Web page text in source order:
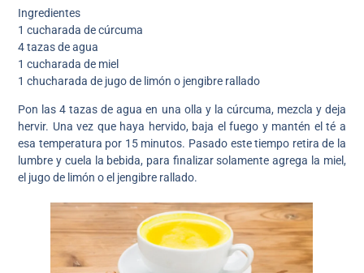
Ingredientes
1 cucharada de cúrcuma
4 tazas de agua
1 cucharada de miel
1 chucharada de jugo de limón o jengibre rallado
Pon las 4 tazas de agua en una olla y la cúrcuma, mezcla y deja
hervir. Una vez que haya hervido, baja el fuego y mantén el té a
esa temperatura por 15 minutos. Pasado este tiempo retira de la
lumbre y cuela la bebida, para finalizar solamente agrega la miel,
el jugo de limón o el jengibre rallado.